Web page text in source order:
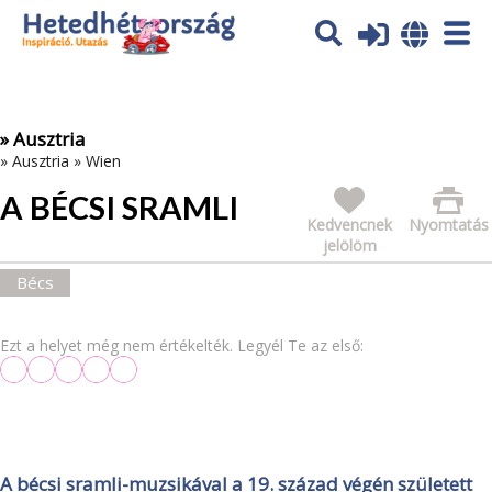
Az oldal sütiket (cookies) használ. További tájékoztatás itt:
Adatvédelmi tájékoztató
» Ausztria
» Ausztria » Wien
A BÉCSI SRAMLI Nyomtatás
Kedvencnek
jelölöm
Bécs
Ezt a helyet még nem értékelték. Legyél Te az első:
A bécsi sramli-muzsikával a 19. század végén született